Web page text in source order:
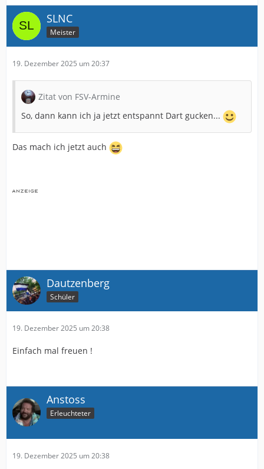
SLNC
Meister
19. Dezember 2025 um 20:37
Zitat von FSV-Armine
So, dann kann ich ja jetzt entspannt Dart gucken...
Das mach ich jetzt auch
Dautzenberg
Schüler
19. Dezember 2025 um 20:38
Einfach mal freuen !
Anstoss
Erleuchteter
19. Dezember 2025 um 20:38